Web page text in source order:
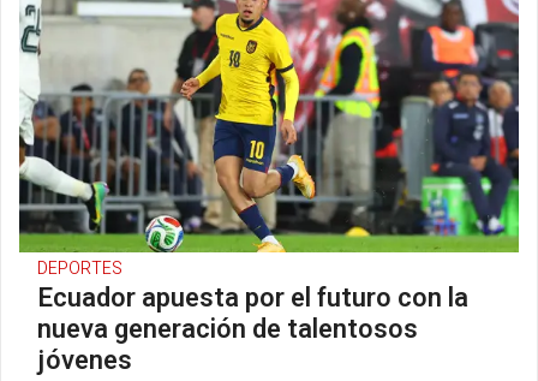
DEPORTES
Ecuador apuesta por el futuro con la
nueva generación de talentosos
jóvenes